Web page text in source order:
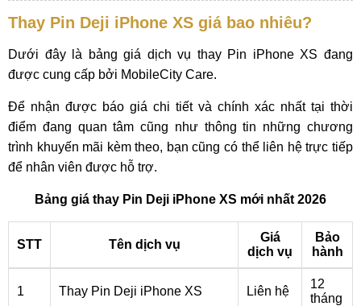
Thay Pin Deji iPhone XS giá bao nhiêu?
Dưới đây là bảng giá dịch vụ thay Pin iPhone XS đang
được cung cấp bởi MobileCity Care.
Để nhận được báo giá chi tiết và chính xác nhất tại thời
điểm đang quan tâm cũng như thông tin những chương
trình khuyến mãi kèm theo, bạn cũng có thể liên hệ trực tiếp
để nhân viên được hỗ trợ.
Bảng giá thay Pin Deji iPhone XS mới nhất 2026
STT Tên dịch vụ
Giá
dịch vụ
Bảo
hành
1 Thay Pin Deji iPhone XS Liên hệ
12
tháng